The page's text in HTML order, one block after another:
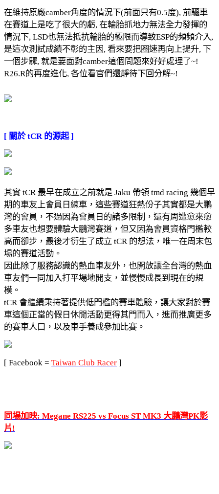
在維持原廠camber角度的情況下(前面只有0.5度), 前驅車
在賽道上是吃了很大的虧, 在輪胎抓地力無法全力發揮的
情況下, LSD也無法抵抗輪胎的極限而導致ESP的頻頻介入,
是這次測試成績不彰的主因, 看來要把圈速再向上提升, 下
一個步驟, 就是要面對camber這個問題來好好處理了~!
R26.R的再度進化, 各位看官們還靜待下回分解~!
[ 關於 tCR 的源起 ]
其實 tCR 最早在成立之前就是 Jaku 帶領 tmd racing 幾個早
期的車友上會員日練車，這些賽道狂熱份子其實都是大鵬
灣的會員，不過因為會員日的諸多限制，還有周遭愈來愈
多車友也想要體驗大鵬灣賽道，但又因為會員資格門檻較
高而卻步，最後才衍生了成立 tCR 的想法，唯一在周末包
場的賽道活動。
因此除了服務認識的熱血車友外，也開放讓全台灣的熱血
車友們一同加入打平場地開支，並慢慢成長到現在的規
模。
tCR 會繼續秉持著提供低門檻的賽車體驗，讓大家對於賽
車這個正當的假日休閒活動更得其門而入，進而推廣更多
的賽車人口，以及車手養成參加比賽。
[ Facebook = Taiwan Club Racer ]
同場加映: Megane RS225 vs Focus ST MK3 大鵬灣PK影
片!